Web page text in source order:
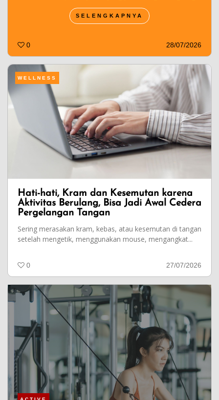
SELENGKAPNYA
0 28/07/2026
WELLNESS
Hati-hati, Kram dan Kesemutan karena
Aktivitas Berulang, Bisa Jadi Awal Cedera
Pergelangan Tangan
Sering merasakan kram, kebas, atau kesemutan di tangan
setelah mengetik, menggunakan mouse, mengangkat...
0 27/07/2026